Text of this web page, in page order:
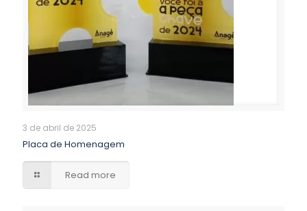
3 de abril de 2025
Placa de Homenagem
Read more